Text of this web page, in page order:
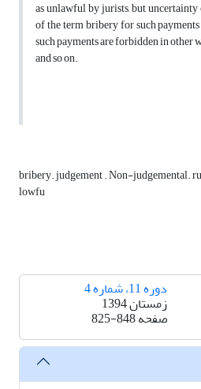
as unlawful by jurists, but
of the term bribery for such
such payments are forbidden in other
and so on.
bribery. judgement . Non-judgemental.
lowfu
دوره 11، شماره 4
زمستان 1394
صفحه825-848